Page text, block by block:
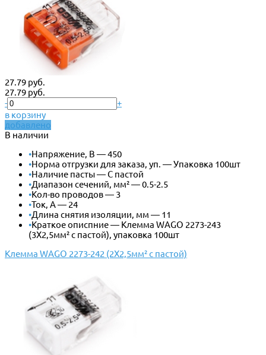
27.79 руб.
27.79 руб.
-
+
в корзину
добавлено
В наличии
•Напряжение, В — 450
•Норма отгрузки для заказа, уп. — Упаковка 100шт
•Наличие пасты — С пастой
•Диапазон сечений, мм² — 0.5-2.5
•Кол-во проводов — 3
•Ток, А — 24
•Длина снятия изоляции, мм — 11
•Краткое описпние — Клемма WAGO 2273-243
(3Х2,5мм² с пастой), упаковка 100шт
Клемма WAGO 2273-242 (2Х2,5мм² с пастой)